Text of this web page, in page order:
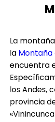
La
la Montaña
encuentra
los Andes,
provincia